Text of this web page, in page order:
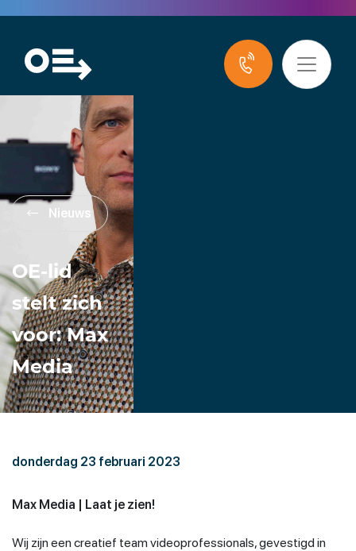
Nieuws
OE-lid
stelt zich
voor: Max
Media
donderdag 23 februari 2023
Max Media | Laat je zien!
Wij zijn een creatief team videoprofessionals, gevestigd in